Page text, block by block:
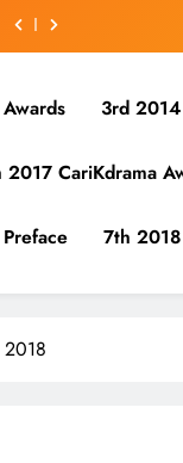
3rd
2017 CariKdrama
Preface 7th
2018